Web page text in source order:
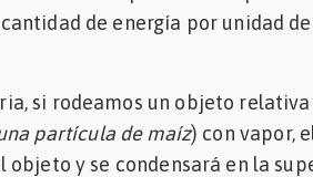
de energía por unidad
si rodeamos un objeto
partícula de maíz) con vapor,
objeto y se condensará en la